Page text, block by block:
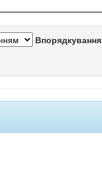
Впорядкування